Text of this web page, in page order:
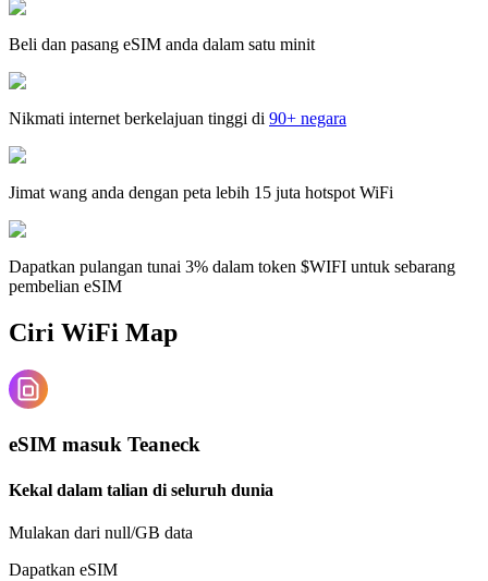
Beli dan pasang eSIM anda dalam satu minit
Nikmati internet berkelajuan tinggi di 90+ negara
Jimat wang anda dengan peta lebih 15 juta hotspot WiFi
Dapatkan pulangan tunai 3% dalam token $WIFI untuk sebarang
pembelian eSIM
Ciri WiFi Map
eSIM masuk Teaneck
Kekal dalam talian di seluruh dunia
Mulakan dari null/GB data
Dapatkan eSIM